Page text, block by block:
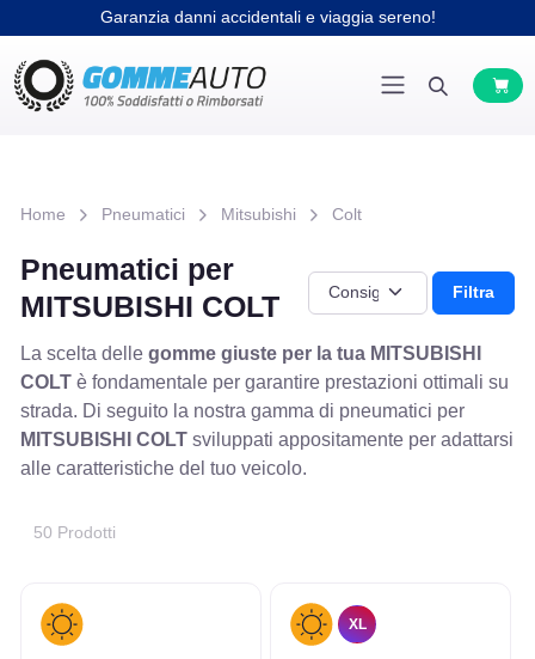
Garanzia danni accidentali e viaggia sereno!
Home Pneumatici Mitsubishi Colt
Pneumatici per
MITSUBISHI COLT
Filtra
La scelta delle gomme giuste per la tua MITSUBISHI
COLTè fondamentale per garantire prestazioni ottimali su
strada. Di seguito la nostra gamma di pneumatici per
MITSUBISHI COLTsviluppati appositamente per adattarsi
alle caratteristiche del tuo veicolo.
50 Prodotti
XL